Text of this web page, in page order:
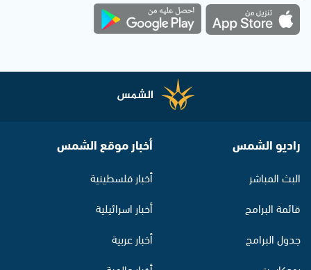
راديو الشمس
البث المباشر
قائمة البرامج
جدول البرامج
أخبار موقع الشمس
أخبار فلسطينية
أخبار اسرائيلية
أخبار عربية